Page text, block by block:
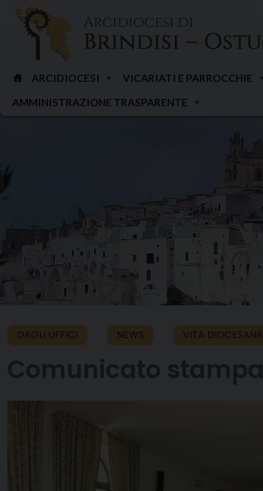
Skip
content
ARCIDIOCESI VICARIATI E PARROCCHIE
AMMINISTRAZIONE TRASPARENTE
DAGLI UFFICI NEWS VITA DIOCESANA